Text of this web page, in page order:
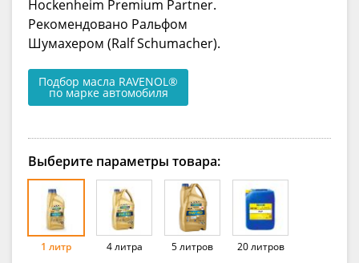
Hockenheim Premium Partner.
Рекомендовано Ральфом
Шумахером (Ralf Schumacher).
Подбор масла RAVENOL®
по марке автомобиля
Выберите параметры товара:
1 литр 4 литра 5 литров 20 литров